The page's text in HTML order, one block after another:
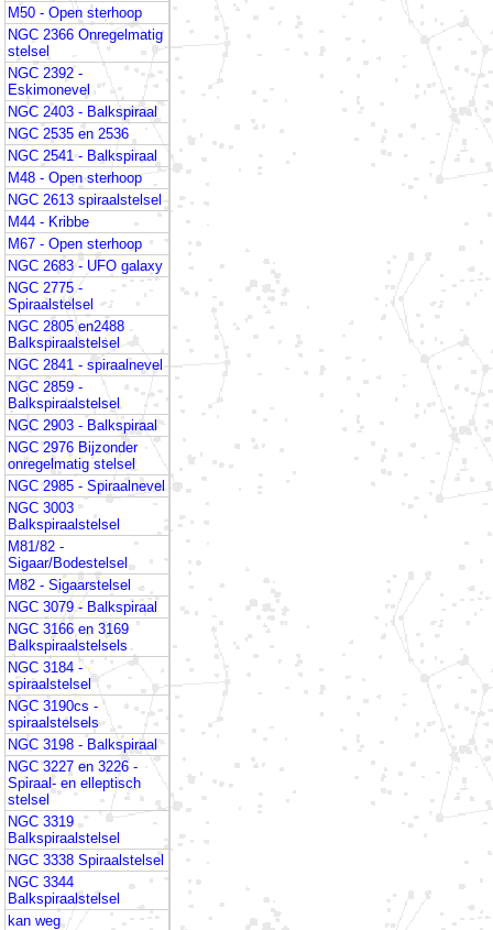
M50 - Open sterhoop
NGC 2366 Onregelmatig
stelsel
NGC 2392 -
Eskimonevel
NGC 2403 - Balkspiraal
NGC 2535 en 2536
NGC 2541 - Balkspiraal
M48 - Open sterhoop
NGC 2613 spiraalstelsel
M44 - Kribbe
M67 - Open sterhoop
NGC 2683 - UFO galaxy
NGC 2775 -
Spiraalstelsel
NGC 2805 en2488
Balkspiraalstelsel
NGC 2841 - spiraalnevel
NGC 2859 -
Balkspiraalstelsel
NGC 2903 - Balkspiraal
NGC 2976 Bijzonder
onregelmatig stelsel
NGC 2985 - Spiraalnevel
NGC 3003
Balkspiraalstelsel
M81/82 -
Sigaar/Bodestelsel
M82 - Sigaarstelsel
NGC 3079 - Balkspiraal
NGC 3166 en 3169
Balkspiraalstelsels
NGC 3184 -
spiraalstelsel
NGC 3190cs -
spiraalstelsels
NGC 3198 - Balkspiraal
NGC 3227 en 3226 -
Spiraal- en elleptisch
stelsel
NGC 3319
Balkspiraalstelsel
NGC 3338 Spiraalstelsel
NGC 3344
Balkspiraalstelsel
kan weg